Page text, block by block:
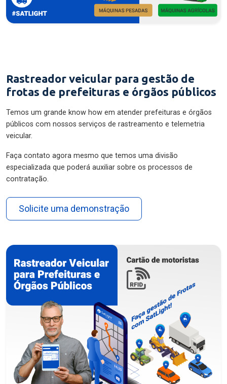
Rastreador veicular para gestão de
frotas de prefeituras e órgãos públicos
Temos um grande know how em atender prefeituras e órgãos
públicos com nossos serviços de rastreamento e telemetria
veicular.
Faça contato agora mesmo que temos uma divisão
especializada que poderá auxiliar sobre os processos de
contratação.
Solicite uma demonstração